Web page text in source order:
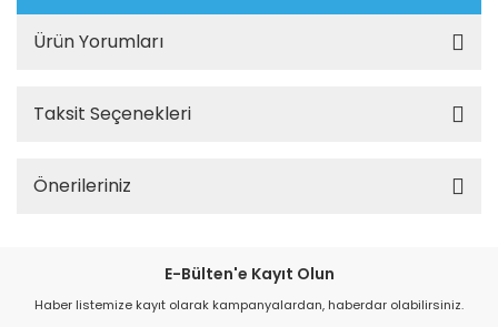
Ürün Yorumları
Taksit Seçenekleri
Önerileriniz
E-Bülten'e Kayıt Olun
Haber listemize kayıt olarak kampanyalardan, haberdar olabilirsiniz.